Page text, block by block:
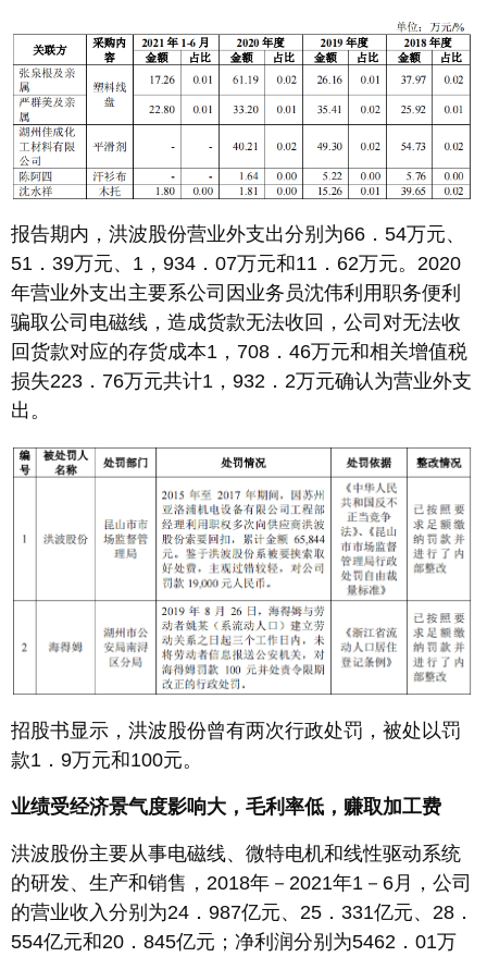
报告期内，洪波股份营业外支出分别为66．54万元、
51．39万元、1，934．07万元和11．62万元。2020
年营业外支出主要系公司因业务员沈伟利用职务便利
骗取公司电磁线，造成货款无法收回，公司对无法收
回货款对应的存货成本1，708．46万元和相关增值税
损失223．76万元共计1，932．2万元确认为营业外支
出。
招股书显示，洪波股份曾有两次行政处罚，被处以罚
款1．9万元和100元。
业绩受经济景气度影响大，毛利率低，赚取加工费
洪波股份主要从事电磁线、微特电机和线性驱动系统
的研发、生产和销售，2018年－2021年1－6月，公司
的营业收入分别为24．987亿元、25．331亿元、28．
554亿元和20．845亿元；净利润分别为5462．01万